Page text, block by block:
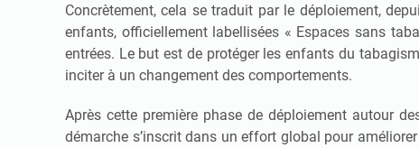
Concrètement, cela se traduit par le déploiement,
enfants, officiellement labellisées « Espaces sans
entrées. Le but est de protéger les enfants du
inciter à un changement des comportements.
Après cette première phase de déploiement autour
démarche s’inscrit dans un effort global pour